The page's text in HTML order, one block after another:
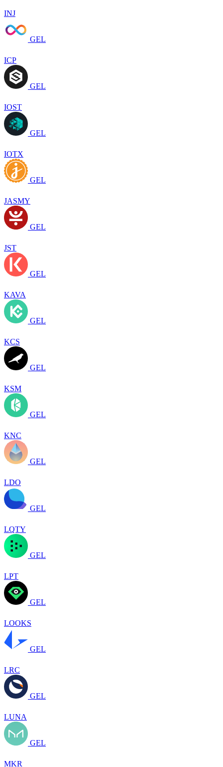
INJ
GEL
ICP
GEL
IOST
GEL
IOTX
GEL
JASMY
GEL
JST
GEL
KAVA
GEL
KCS
GEL
KSM
GEL
KNC
GEL
LDO
GEL
LQTY
GEL
LPT
GEL
LOOKS
GEL
LRC
GEL
LUNA
GEL
MKR